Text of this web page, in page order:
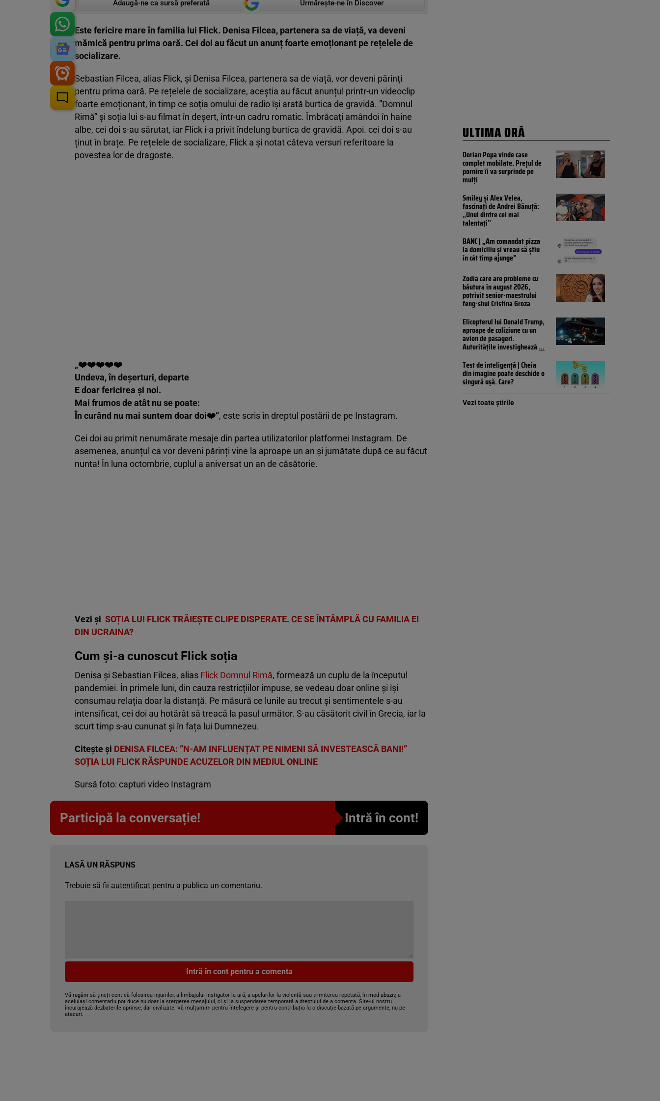
Adaugă-ne ca sursă preferată Urmărește-ne în Discover
Este fericire mare în familia lui Flick. Denisa Filcea, partenera sa de viață, va deveni
mămică pentru prima oară. Cei doi au făcut un anunț foarte emoționant pe rețelele de
socializare.
Sebastian Filcea, alias Flick, și Denisa Filcea, partenera sa de viață, vor deveni părinți
pentru prima oară. Pe rețelele de socializare, aceștia au făcut anunțul printr-un videoclip
foarte emoționant, în timp ce soția omului de radio își arată burtica de gravidă. ”Domnul
Rimă” și soția lui s-au filmat în deșert, într-un cadru romatic. Îmbrăcați amândoi în haine
albe, cei doi s-au sărutat, iar Flick i-a privit îndelung burtica de gravidă. Apoi. cei doi s-au
ținut în brațe. Pe rețelele de socializare, Flick a și notat câteva versuri referitoare la
povestea lor de dragoste.
„❤️❤️❤️❤️❤️
Undeva, în deșerturi, departe
E doar fericirea și noi.
Mai frumos de atât nu se poate:
În curând nu mai suntem doar doi❤️”, este scris în dreptul postării de pe Instagram.
Cei doi au primit nenumărate mesaje din partea utilizatorilor platformei Instagram. De
asemenea, anunțul ca vor deveni părinți vine la aproape un an și jumătate după ce au făcut
nunta! În luna octombrie, cuplul a aniversat un an de căsătorie.
Vezi și SOȚIA LUI FLICK TRĂIEȘTE CLIPE DISPERATE. CE SE ÎNTÂMPLĂ CU FAMILIA EI
DIN UCRAINA?
Cum și-a cunoscut Flick soția
Denisa și Sebastian Filcea, alias Flick Domnul Rimă, formează un cuplu de la începutul
pandemiei. În primele luni, din cauza restricțiilor impuse, se vedeau doar online și își
consumau relația doar la distanță. Pe măsură ce lunile au trecut și sentimentele s-au
intensificat, cei doi au hotărât să treacă la pasul următor. S-au căsătorit civil în Grecia, iar la
scurt timp s-au cununat și în fața lui Dumnezeu.
Citește și DENISA FILCEA: ”N-AM INFLUENȚAT PE NIMENI SĂ INVESTEASCĂ BANI!”
SOȚIA LUI FLICK RĂSPUNDE ACUZELOR DIN MEDIUL ONLINE
Sursă foto: capturi video Instagram
Participă la conversație! Intră în cont!
LASĂ UN RĂSPUNS
Trebuie să fii autentificat pentru a publica un comentariu.
Intră în cont pentru a comenta
Vă rugăm să țineți cont că folosirea injuriilor, a limbajului instigator la ură, a apelurilor la violență sau trimiterea repetată, în mod abuziv, a
aceluiași comentariu pot duce nu doar la ștergerea mesajului, ci și la suspendarea temporară a dreptului de a comenta. Site-ul nostru
încurajează dezbaterile aprinse, dar civilizate. Vă mulțumim pentru înțelegere și pentru contribuția la o discuție bazată pe argumente, nu pe
atacuri.
ULTIMA ORĂ
Dorian Popa vinde case
complet mobilate. Prețul de
pornire îi va surprinde pe
mulți
Smiley și Alex Velea,
fascinați de Andrei Bănuță:
„Unul dintre cei mai
talentați”
BANC | „Am comandat pizza
la domiciliu și vreau să știu
în cât timp ajunge”
Zodia care are probleme cu
băutura în august 2026,
potrivit senior-maestrului
feng-shui Cristina Groza
Elicopterul lui Donald Trump,
aproape de coliziune cu un
avion de pasageri.
Autoritățile investighează...
Test de inteligență | Cheia
din imagine poate deschide o
singură ușă. Care?
Vezi toate știrile